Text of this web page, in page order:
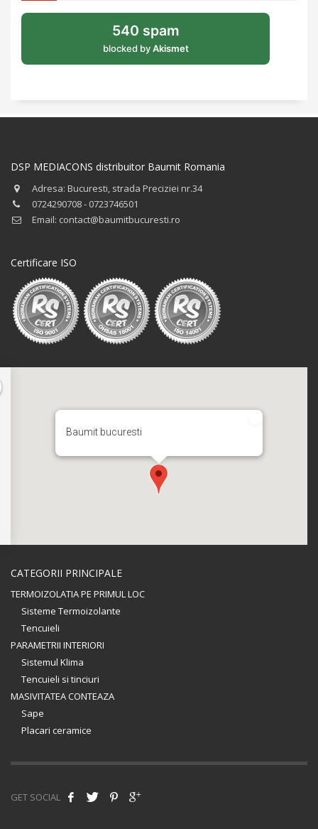
540 spam
blocked byAkismet
DSP MEDIACONS distribuitor Baumit Romania
Adresa: Bucuresti, strada Preciziei nr.34
0724290708 - 0723746501
Email: contact@baumitbucuresti.ro
Certificare ISO
Baumit bucuresti
CATEGORII PRINCIPALE
TERMOIZOLATIA PE PRIMUL LOC
Sisteme Termoizolante
Tencuieli
PARAMETRII INTERIORI
Sistemul Klima
Tencuieli si tinciuri
MASIVITATEA CONTEAZA
Sape
Placari ceramice
GET SOCIAL